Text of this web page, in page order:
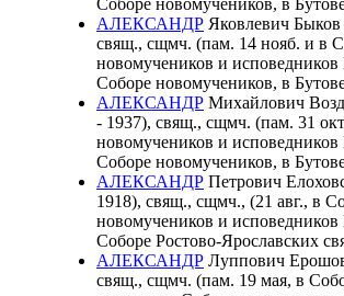
АЛЕКСАНДР Яковлевич Быков
свящ., сщмч. (пам. 14 нояб. и в
новомучеников и исповедников
Соборе новомучеников, в
АЛЕКСАНДР Михайлович
- 1937), свящ., сщмч. (пам. 31
новомучеников и исповедников
Соборе новомучеников, в
АЛЕКСАНДР Петрович
1918), свящ., сщмч., (21 авг., в
новомучеников и исповедников
Соборе Ростово-Ярославских
АЛЕКСАНДР Луппович
свящ., сщмч. (пам. 19 мая, в